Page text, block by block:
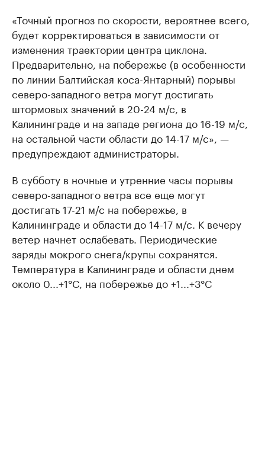
«Точный прогноз по скорости, вероятнее всего,
будет корректироваться в зависимости от
изменения траектории центра циклона.
Предварительно, на побережье (в особенности
по линии Балтийская коса-Янтарный) порывы
северо-западного ветра могут достигать
штормовых значений в 20-24 м/с, в
Калининграде и на западе региона до 16-19 м/с,
на остальной части области до 14-17 м/с», —
предупреждают администраторы.
В субботу в ночные и утренние часы порывы
северо-западного ветра все еще могут
достигать 17-21 м/с на побережье, в
Калининграде и области до 14-17 м/с. К вечеру
ветер начнет ослабевать. Периодические
заряды мокрого снега/крупы сохранятся.
Температура в Калининграде и области днем
около 0...+1°C, на побережье до +1...+3°C